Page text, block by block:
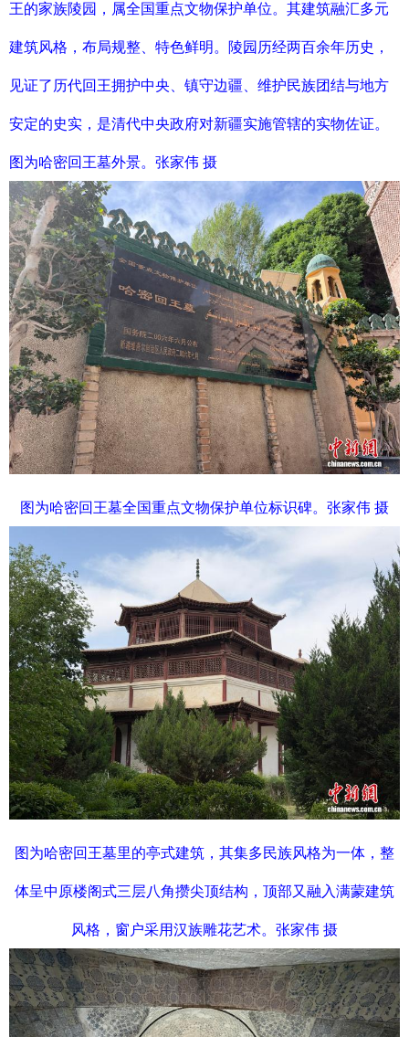
王的家族陵园，属全国重点文物保护单位。其建筑融汇多元
建筑风格，布局规整、特色鲜明。陵园历经两百余年历史，
见证了历代回王拥护中央、镇守边疆、维护民族团结与地方
安定的史实，是清代中央政府对新疆实施管辖的实物佐证。
图为哈密回王墓外景。张家伟 摄
图为哈密回王墓全国重点文物保护单位标识碑。张家伟 摄
图为哈密回王墓里的亭式建筑，其集多民族风格为一体，整
体呈中原楼阁式三层八角攒尖顶结构，顶部又融入满蒙建筑
风格，窗户采用汉族雕花艺术。张家伟 摄